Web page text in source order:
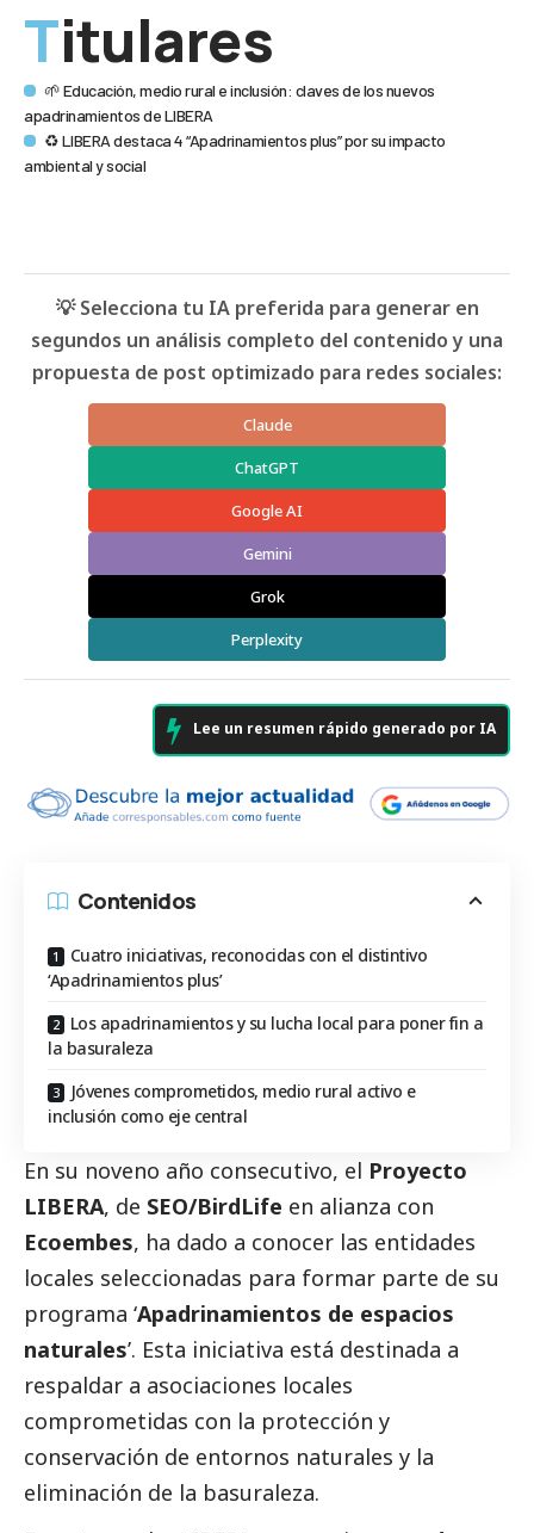
Titulares
🌱 Educación, medio rural e inclusión: claves de los nuevos
apadrinamientos de LIBERA
♻️ LIBERA destaca 4 “Apadrinamientos plus” por su impacto
ambiental y social
💡 Selecciona tu IA preferida para generar en
segundos un análisis completo del contenido y una
propuesta de post optimizado para redes sociales:
Claude
ChatGPT
Google AI
Gemini
Grok
Perplexity
Lee un resumen rápido generado por IA
Contenidos
Cuatro iniciativas, reconocidas con el distintivo
‘Apadrinamientos plus’
Los apadrinamientos y su lucha local para poner fin a
la basuraleza
Jóvenes comprometidos, medio rural activo e
inclusión como eje central
En su noveno año consecutivo, el Proyecto
LIBERA, de SEO/BirdLife en alianza con
Ecoembes, ha dado a conocer las entidades
locales seleccionadas para formar parte de su
programa ‘Apadrinamientos de espacios
naturales’. Esta iniciativa está destinada a
respaldar a asociaciones locales
comprometidas con la protección y
conservación de entornos naturales y la
eliminación de la basuraleza.